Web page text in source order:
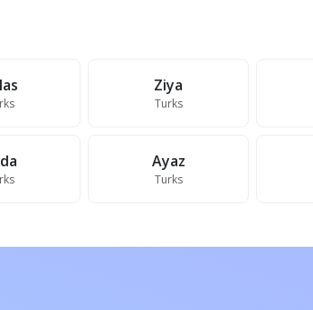
Ziya
Turks
Ayaz
Turks